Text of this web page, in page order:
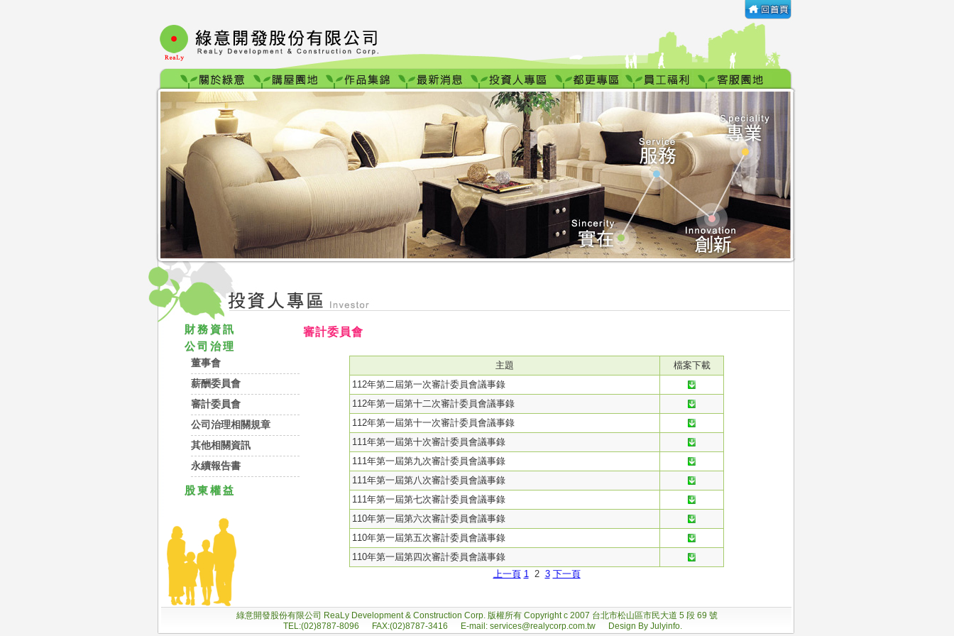
財務資訊
公司治理
董事會
薪酬委員會
審計委員會
公司治理相關規章
其他相關資訊
永續報告書
股東權益
審計委員會
主題
檔案下載
112年第二屆第一次審計委員會議事錄
112年第一屆第十二次審計委員會議事錄
112年第一屆第十一次審計委員會議事錄
111年第一屆第十次審計委員會議事錄
111年第一屆第九次審計委員會議事錄
111年第一屆第八次審計委員會議事錄
111年第一屆第七次審計委員會議事錄
110年第一屆第六次審計委員會議事錄
110年第一屆第五次審計委員會議事錄
110年第一屆第四次審計委員會議事錄
上一頁 12 3 下一頁
綠意開發股份有限公司 ReaLy Development & Construction Corp. 版權所有 Copyright c 2007 台北市松山區市民大道 5 段 69 號
TEL:(02)8787-8096 FAX:(02)8787-3416 E-mail: services@realycorp.com.tw Design By Julyinfo.